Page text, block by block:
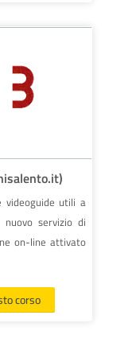
videoguide utili a
servizio di
on-line attivato
corso